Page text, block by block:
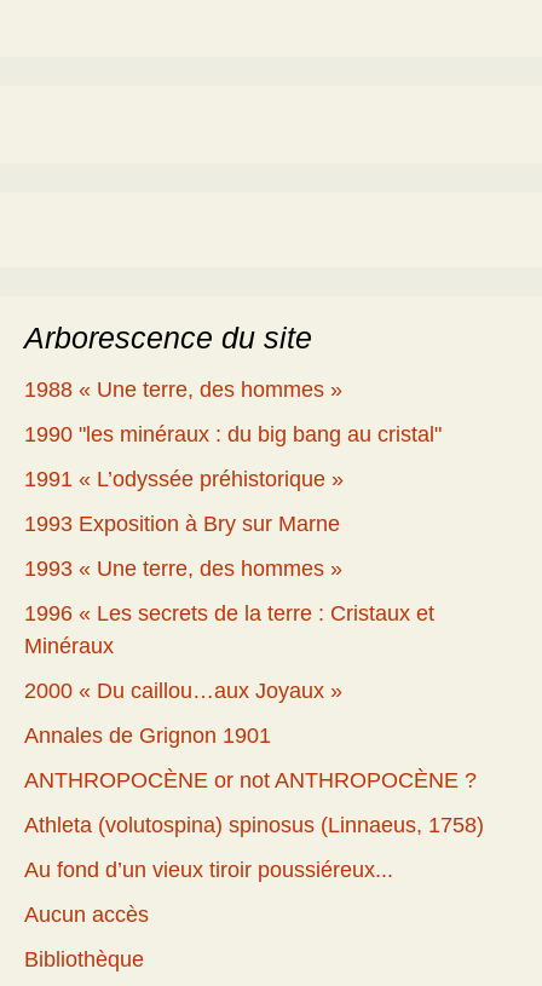
Arborescence du site
1988 « Une terre, des hommes »
1990 "les minéraux : du big bang au cristal"
1991 « L’odyssée préhistorique »
1993 Exposition à Bry sur Marne
1993 « Une terre, des hommes »
1996 « Les secrets de la terre : Cristaux et
Minéraux
2000 « Du caillou…aux Joyaux »
Annales de Grignon 1901
ANTHROPOCÈNE or not ANTHROPOCÈNE ?
Athleta (volutospina) spinosus (Linnaeus, 1758)
Au fond d’un vieux tiroir poussiéreux...
Aucun accès
Bibliothèque